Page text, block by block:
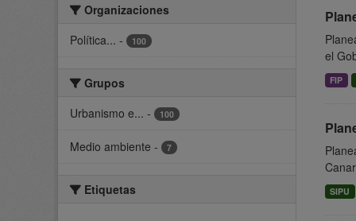
Organizaciones
Política... - 100
Grupos
Urbanismo e... - 100
Medio ambiente - 7
Etiquetas
el
FIP
SIPU